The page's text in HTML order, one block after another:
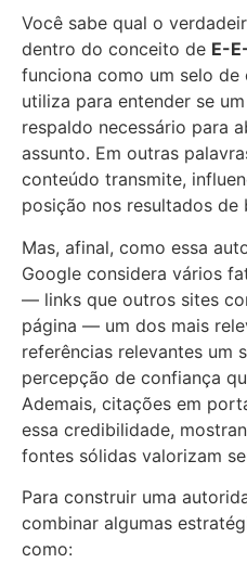
Você sabe qual o
dentro do conceito de E-
funciona como um selo
utiliza para entender se
respaldo necessário para
assunto. Em outras
conteúdo transmite,
posição nos resultados de
Mas, afinal, como essa
Google considera vários
— links que outros sites
página — um dos mais
referências relevantes um
percepção de confiança
Ademais, citações em
essa credibilidade,
fontes sólidas valorizam
Para construir uma
combinar algumas
como: